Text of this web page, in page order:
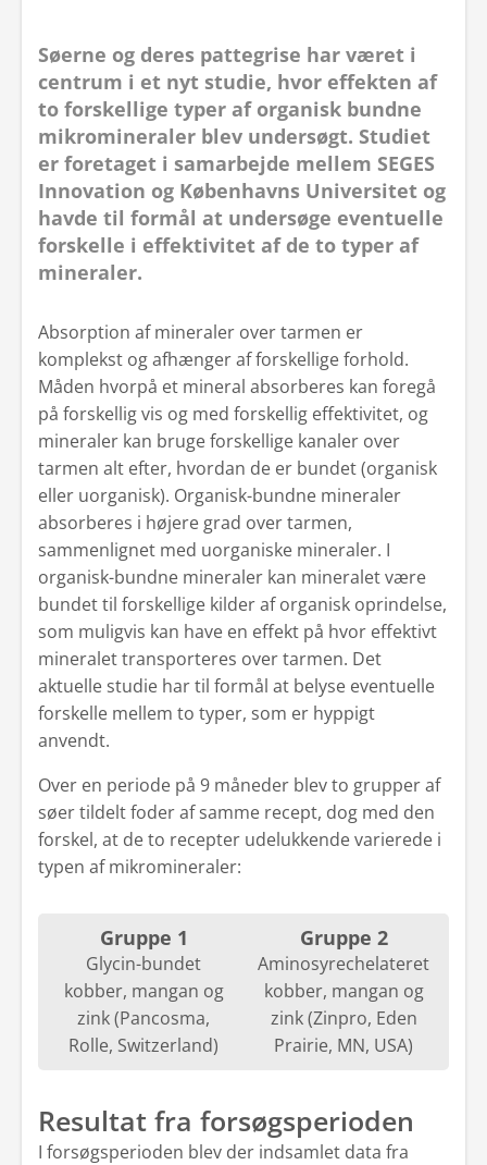
Søerne og deres pattegrise har været i
centrum i et nyt studie, hvor effekten af
to forskellige typer af organisk bundne
mikromineraler blev undersøgt. Studiet
er foretaget i samarbejde mellem SEGES
Innovation og Københavns Universitet og
havde til formål at undersøge eventuelle
forskelle i effektivitet af de to typer af
mineraler.
​Absorption af mineraler over tarmen er
komplekst og afhænger af forskellige forhold.
Måden hvorpå et mineral absorberes kan foregå
på forskellig vis og med forskellig effektivitet, og
mineraler kan bruge forskellige kanaler over
tarmen alt efter, hvordan de er bundet (organisk
eller uorganisk). Organisk-bundne mineraler
absorberes i højere grad over tarmen,
sammenlignet med uorganiske mineraler. I
organisk-bundne mineraler kan mineralet være
bundet til forskellige kilder af organisk oprindelse,
som muligvis kan have en effekt på hvor effektivt
mineralet transporteres over tarmen. Det
aktuelle studie har til formål at belyse eventuelle
forskelle mellem to typer, som er hyppigt
anvendt.
Over en periode på 9 måneder blev to grupper af
søer tildelt foder af samme recept, dog med den
forskel, at de to recepter udelukkende varierede i
typen af mikromineraler:
Gruppe 1
Glycin-bundet
kobber, mangan og
zink (Pancosma,
Rolle, Switzerland)
Gruppe 2
Aminosyrechelateret
kobber, mangan og
zink (Zinpro, Eden
Prairie, MN, USA)
Resultat fra forsøgsperioden
I forsøgsperioden blev der indsamlet data fra